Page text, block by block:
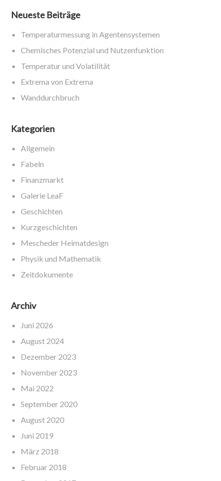
Neueste Beiträge
Temperaturmessung in Agentensystemen
Chemisches Potenzial und Nutzenfunktion
Temperatur und Volatilität
Extrema von Extrema
Wanddurchbruch
Kategorien
Allgemein
Fabeln
Finanzmarkt
Galerie LeaF
Geschichten
Kurzgeschichten
Mescheder Heimatdesign
Physik und Mathematik
Zeitdokumente
Archiv
Juni 2026
August 2024
Dezember 2023
November 2023
Mai 2022
September 2020
August 2020
Juni 2019
März 2018
Februar 2018